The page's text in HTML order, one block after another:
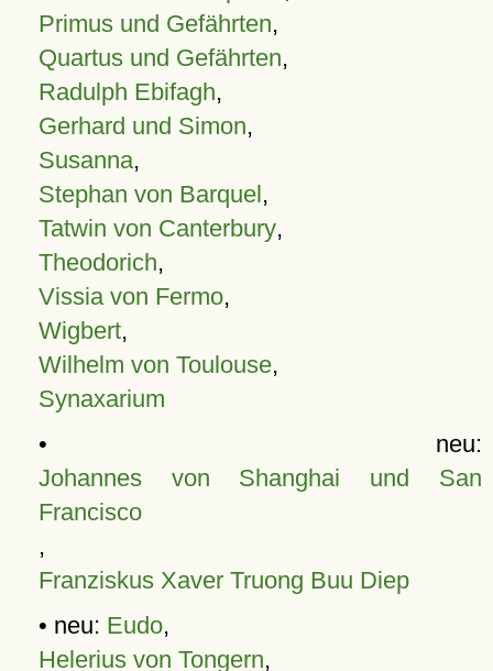
Primus und Gefährten,
Quartus und Gefährten,
Radulph Ebifagh,
Gerhard und Simon,
Susanna,
Stephan von Barquel,
Tatwin von Canterbury,
Theodorich,
Vissia von Fermo,
Wigbert,
Wilhelm von Toulouse,
Synaxarium
• neu:
Johannes von Shanghai und San
Francisco
,
Franziskus Xaver Truong Buu Diep
• neu: Eudo,
Helerius von Tongern,